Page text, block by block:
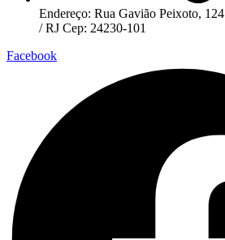
Endereço: Rua Gavião Peixoto,
/ RJ Cep: 24230-101
Facebook